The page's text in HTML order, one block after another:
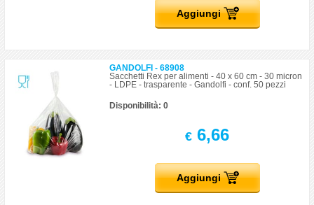
Aggiungi
GANDOLFI - 68908
Sacchetti Rex per alimenti - 40 x 60 cm - 30 micron
- LDPE - trasparente - Gandolfi - conf. 50 pezzi
Disponibilità: 0
€ 6,66
Aggiungi